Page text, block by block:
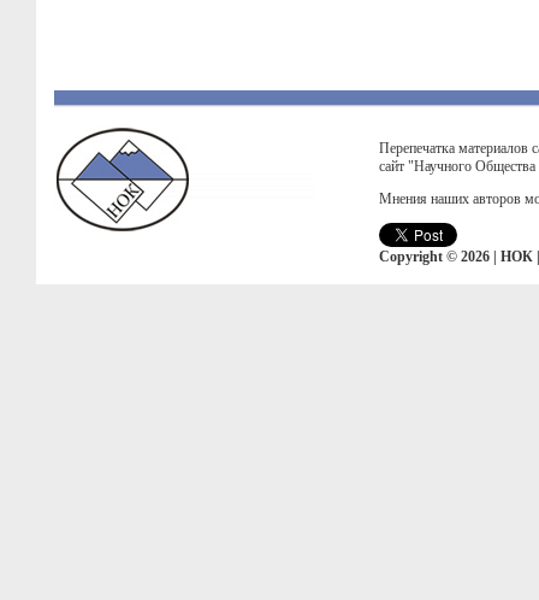
Перепечатка материалов
сайт "Научного
Мнения наших авторов
Copyright © 2026 | НОК